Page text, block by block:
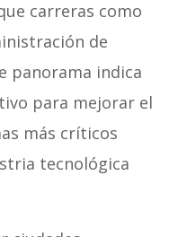
carreras como
de
panorama indica
para mejorar el
más críticos
tecnológica